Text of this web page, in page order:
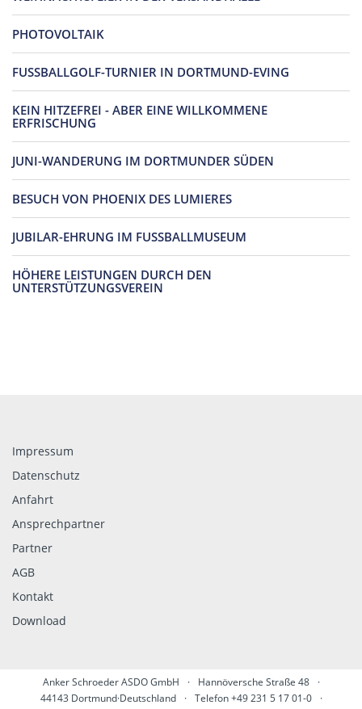
PHOTOVOLTAIK
FUSSBALLGOLF-TURNIER IN DORTMUND-EVING
KEIN HITZEFREI - ABER EINE WILLKOMMENE
ERFRISCHUNG
JUNI-WANDERUNG IM DORTMUNDER SÜDEN
BESUCH VON PHOENIX DES LUMIERES
JUBILAR-EHRUNG IM FUSSBALLMUSEUM
HÖHERE LEISTUNGEN DURCH DEN
UNTERSTÜTZUNGSVEREIN
Impressum
Datenschutz
Anfahrt
Ansprechpartner
Partner
AGB
Kontakt
Download
Anker Schroeder ASDO GmbH · Hannöversche Straße 48
·
44143 Dortmund·Deutschland
· Telefon +49 231 5 17 01-0
·